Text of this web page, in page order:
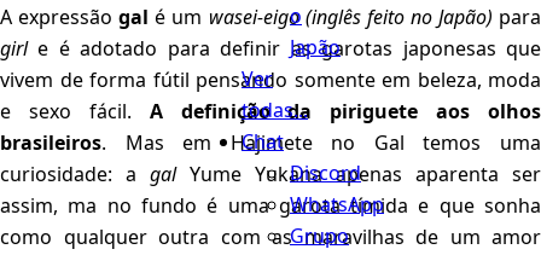
o
Japão
Ver
todas...
Chat
Discord
WhatsApp
Grupo
A expressãogal é um wasei-eigo (inglês feito no Japão) para
girle é adotado para definir as garotas japonesas que
vivem de forma fútil pensando somente em beleza, moda
e sexo fácil. A definição da piriguete aos olhos
brasileiros. Mas em Hajimete no Gal temos uma
curiosidade: a galYume Yukana apenas aparenta ser
assim, ma no fundo é uma garota tímida e que sonha
como qualquer outra com as maravilhas de um amor